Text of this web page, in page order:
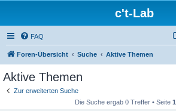
c't-Lab
FAQ
Foren-Übersicht Suche Aktive Themen
Aktive Themen
Zur erweiterten Suche
Die Suche ergab 0 Treffer • Seite 1